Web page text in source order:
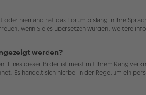
niemand hat das Forum bislang in Ihre
wenn Sie es übersetzen würden. Weitere
werden?
Eines dieser Bilder ist meist mit Ihrem Rang
Es handelt sich hierbei in der Regel um ein